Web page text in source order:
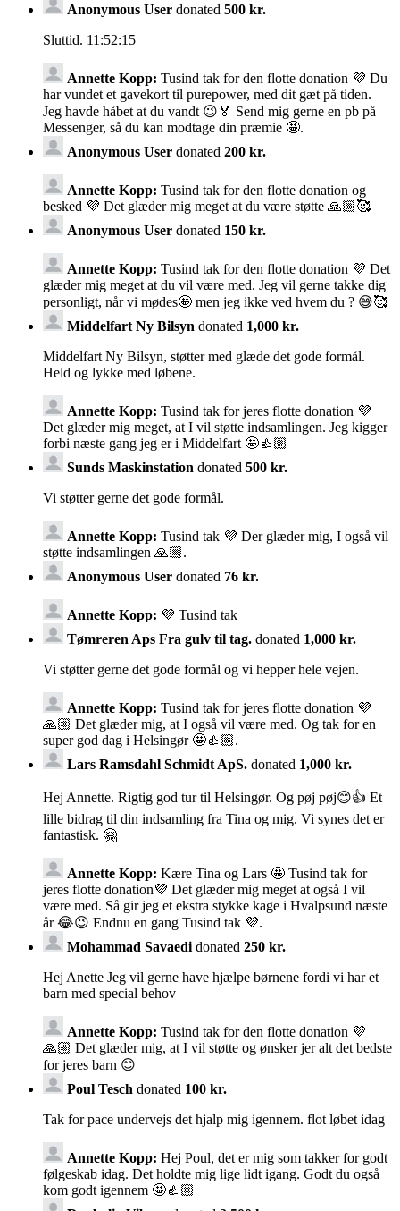
Anonymous User donated 500 kr.
Sluttid. 11:52:15
Annette Kopp: Tusind tak for den flotte donation 💜 Du
har vundet et gavekort til purepower, med dit gæt på tiden.
Jeg havde håbet at du vandt 😉🏅 Send mig gerne en pb på
Messenger, så du kan modtage din præmie 🤩.
Anonymous User donated 200 kr.
Annette Kopp: Tusind tak for den flotte donation og
besked 💜 Det glæder mig meget at du være støtte 🙏🏼🥰
Anonymous User donated 150 kr.
Annette Kopp: Tusind tak for den flotte donation 💜 Det
glæder mig meget at du vil være med. Jeg vil gerne takke dig
personligt, når vi mødes🤩 men jeg ikke ved hvem du ? 😅🥰
Middelfart Ny Bilsyn donated 1,000 kr.
Middelfart Ny Bilsyn, støtter med glæde det gode formål.
Held og lykke med løbene.
Annette Kopp: Tusind tak for jeres flotte donation 💜
Det glæder mig meget, at I vil støtte indsamlingen. Jeg kigger
forbi næste gang jeg er i Middelfart 🤩👍🏼
Sunds Maskinstation donated 500 kr.
Vi støtter gerne det gode formål.
Annette Kopp: Tusind tak 💜 Der glæder mig, I også vil
støtte indsamlingen 🙏🏼.
Anonymous User donated 76 kr.
Annette Kopp: 💜 Tusind tak
Tømreren Aps Fra gulv til tag. donated 1,000 kr.
Vi støtter gerne det gode formål og vi hepper hele vejen.
Annette Kopp: Tusind tak for jeres flotte donation 💜
🙏🏼 Det glæder mig, at I også vil være med. Og tak for en
super god dag i Helsingør 🤩👍🏼.
Lars Ramsdahl Schmidt ApS. donated 1,000 kr.
Hej Annette. Rigtig god tur til Helsingør. Og pøj pøj😊👍 Et
lille bidrag til din indsamling fra Tina og mig. Vi synes det er
fantastisk. 🤗
Annette Kopp: Kære Tina og Lars 🤩 Tusind tak for
jeres flotte donation💜 Det glæder mig meget at også I vil
være med. Så gir jeg et ekstra stykke kage i Hvalpsund næste
år 😂😉 Endnu en gang Tusind tak 💜.
Mohammad Savaedi donated 250 kr.
Hej Anette Jeg vil gerne have hjælpe børnene fordi vi har et
barn med special behov
Annette Kopp: Tusind tak for den flotte donation 💜
🙏🏼 Det glæder mig, at I vil støtte og ønsker jer alt det bedste
for jeres barn 😊
Poul Tesch donated 100 kr.
Tak for pace undervejs det hjalp mig igennem. flot løbet idag
Annette Kopp: Hej Poul, det er mig som takker for godt
følgeskab idag. Det holdte mig lige lidt igang. Godt du også
kom godt igennem 🤩👍🏼